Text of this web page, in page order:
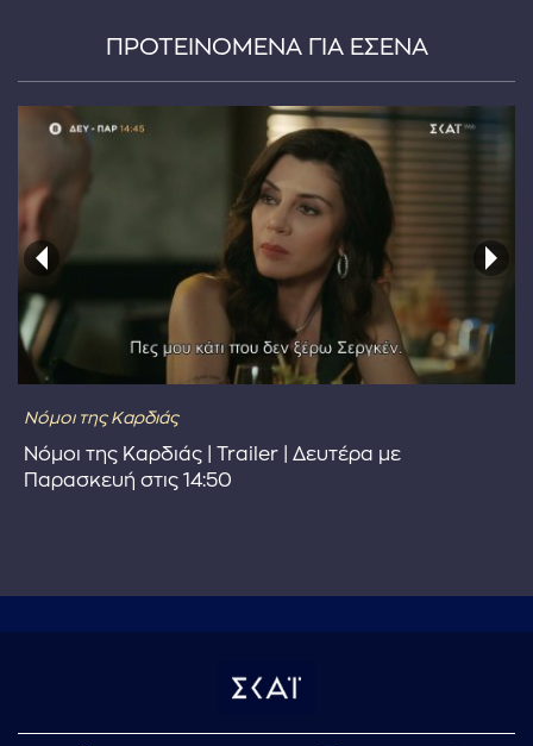
ΠΡΟΤΕΙΝΟΜΕΝΑ ΓΙΑ ΕΣΕΝΑ
Νόμοι της Καρδιάς
Νόμοι της Καρδιάς | Trailer | Δευτέρα με
Παρασκευή στις 14:50